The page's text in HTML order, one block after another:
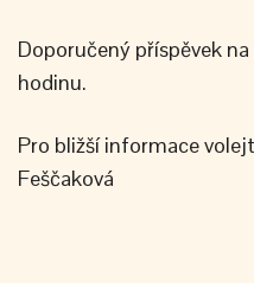
Doporučený příspěvek
hodinu.
Pro bližší informace
Feščaková